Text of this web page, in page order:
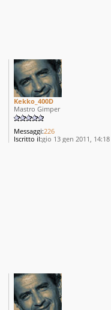
o
n
G
o
Kekko_400D
Mastro Gimper
Messaggi:226
Iscritto il:gio 13 gen 2011, 14:18